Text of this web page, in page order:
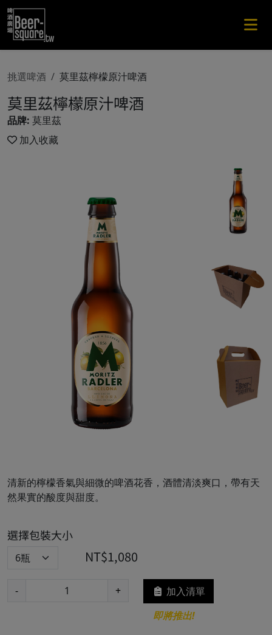
挑選啤酒 莫里茲檸檬原汁啤酒
莫里茲檸檬原汁啤酒
品牌: 莫里茲
加入收藏
清新的檸檬香氣與細微的啤酒花香，酒體清淡爽口，帶有天
然果實的酸度與甜度。
選擇包裝大小
NT$1,080
- +
加入清單
即將推出!